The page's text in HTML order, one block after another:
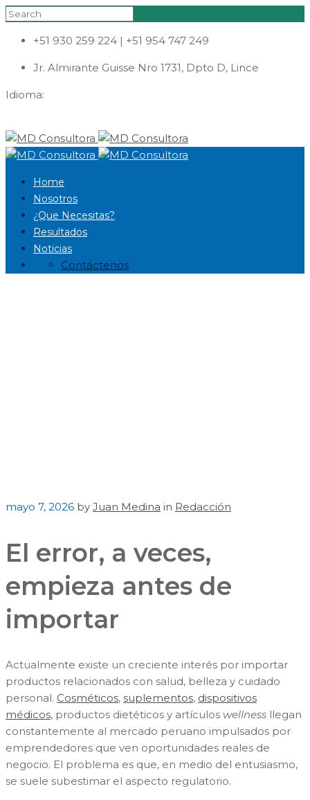
+51 930 259 224 | +51 954 747 249
Jr. Almirante Guisse Nro 1731, Dpto D, Lince
Idioma:
Home
Nosotros
¿Que Necesitas?
Resultados
Noticias
Contáctenos
mayo 7, 2026 by Juan Medina in Redacción
El error, a veces,
empieza antes de
importar
Actualmente existe un creciente interés por importar
productos relacionados con salud, belleza y cuidado
personal. Cosméticos, suplementos, dispositivos
médicos, productos dietéticos y artículos wellness llegan
constantemente al mercado peruano impulsados por
emprendedores que ven oportunidades reales de
negocio. El problema es que, en medio del entusiasmo,
se suele subestimar el aspecto regulatorio.